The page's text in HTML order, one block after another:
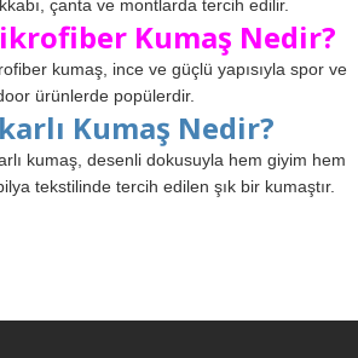
çanta ve montlarda tercih edilir.
Kumaş Nedir?
kumaş, ince ve güçlü yapısıyla spor ve
ürünlerde popülerdir.
Kumaş Nedir?
kumaş, desenli dokusuyla hem giyim hem
tekstilinde tercih edilen şık bir kumaştır.